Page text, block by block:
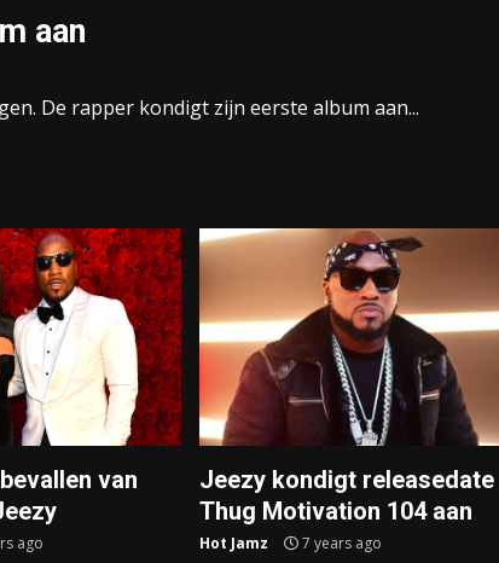
aan
De rapper kondigt zijn eerste album aan...
van
ago
Jeezy kondigt releasedate
Thug Motivation 104 aan
Hot Jamz 7 years ago